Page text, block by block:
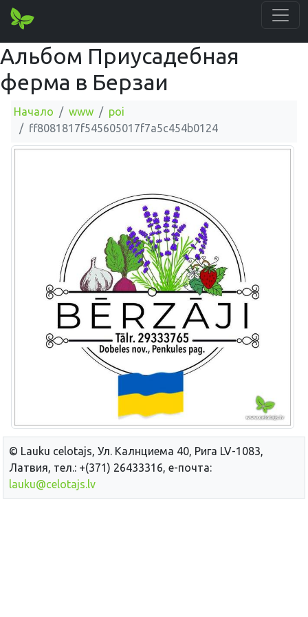
Альбом Приусадебная
ферма в Берзаи
Начало www
poi
ff8081817f545605017f7a5c454b0124
© Lauku сelotajs, Ул. Калнциема 40, Рига LV-1083,
Латвия, тел.: +(371) 26433316, е-почта:
lauku@celotajs.lv